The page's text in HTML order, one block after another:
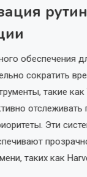
обеспечения
сократить
такие
отслеживать
Эти
таких как